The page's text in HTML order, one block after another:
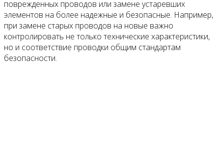
поврежденных проводов или замене устаревших
элементов на более надежные и безопасные. Например,
при замене старых проводов на новые важно
контролировать не только технические характеристики,
но и соответствие проводки общим стандартам
безопасности.